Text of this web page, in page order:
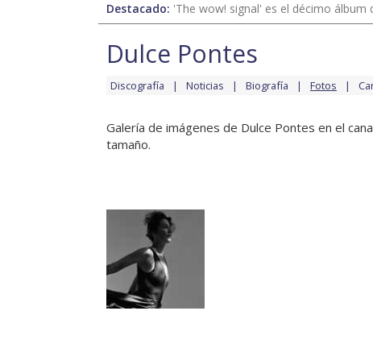
Destacado: 'The wow! signal' es el décimo álbum
Dulce Pontes
Discografía Noticias Biografía Fotos
Galería de imágenes de Dulce Pontes en el
tamaño.